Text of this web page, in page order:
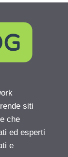
siti
che
ed esperti
e